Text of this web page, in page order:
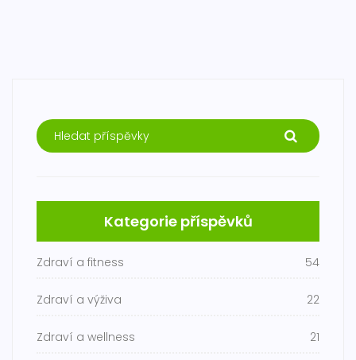
Kategorie příspěvků
Zdraví a fitness 54
Zdraví a výživa 22
Zdraví a wellness 21